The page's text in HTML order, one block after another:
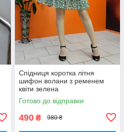
Спідниця коротка літня
шифон волани з ременем
квіти зелена
Готово до відправки
490 ₴ 980 ₴